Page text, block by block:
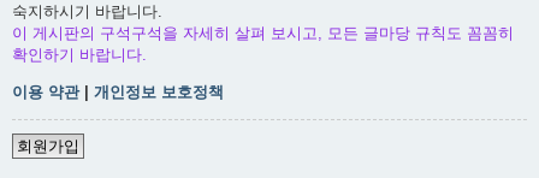
숙지하시기 바랍니다.
이 게시판의 구석구석을 자세히 살펴 보시고, 모든 글마당 규칙도 꼼꼼히
확인하기 바랍니다.
이용 약관| 개인정보 보호정책
회원가입